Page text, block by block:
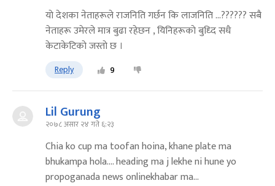
याे देशका नेताहरूले राजनिति गर्छन कि लाजनिति ...?????? सबै
नेताहरू उमेरले मात्र बुढा रहेछन , यिनिहरूकाे बुध्दि सधै
केटाकेटिकाे जस्ताे छ ।
Reply 9
Lil Gurung
२०७८ असार २४ गते ६:२३
Chia ko cup ma toofan hoina, khane plate ma
bhukampa hola.... heading ma j lekhe ni hune yo
propoganada news onlinekhabar ma...